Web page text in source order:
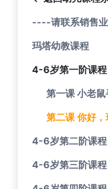
----请联系销售
玛塔幼教课程
4-6岁第一阶课程
第一课 小老鼠
第二课 你好
4-6岁第二阶课程
4-6岁第三阶课程